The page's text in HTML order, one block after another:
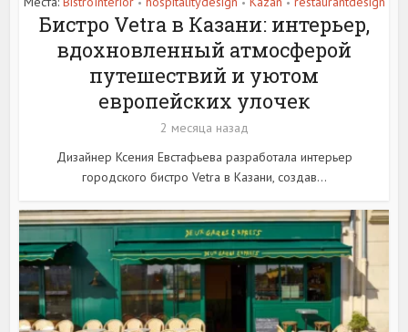
Бистро Vetra в Казани: интерьер,
вдохновленный атмосферой
путешествий и уютом
европейских улочек
2 месяца назад
Дизайнер Ксения Евстафьева разработала интерьер
городского бистро Vetra в Казани, создав...